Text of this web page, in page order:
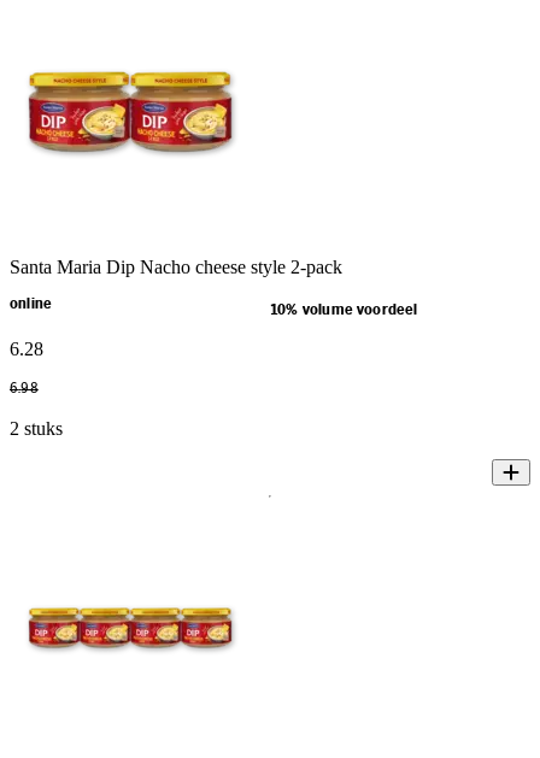
Santa Maria Dip Nacho cheese style 2-pack
online 10% volume voordeel
6.28
6.98
2 stuks